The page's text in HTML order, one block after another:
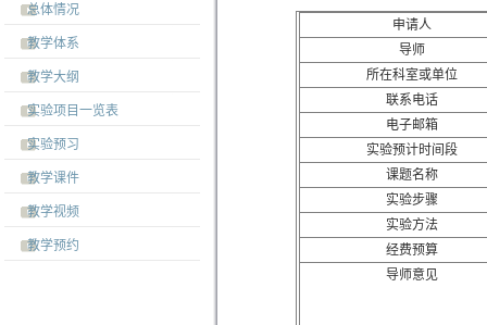
总体情况
教学体系
教学大纲
实验项目一览表
实验预习
教学课件
教学视频
教学预约
申请人
导师
所在科室或单位
联系电话
电子邮箱
实验预计时间段
课题名称
实验步骤
实验方法
经费预算
导师意见